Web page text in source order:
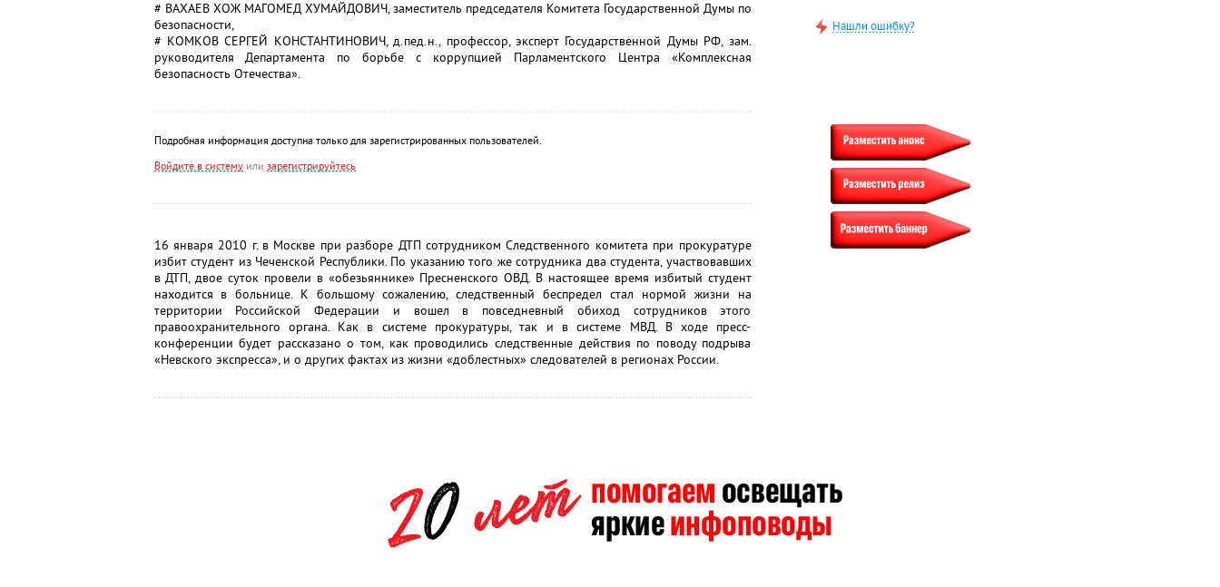
# ВАХАЕВ ХОЖ МАГОМЕД ХУМАЙДОВИЧ, заместитель председателя Комитета Государственной Думы по
безопасности,
# КОМКОВ СЕРГЕЙ КОНСТАНТИНОВИЧ, д.пед.н., профессор, эксперт Государственной Думы РФ, зам.
руководителя Департамента по борьбе с коррупцией Парламентского Центра «Комплексная
безопасность Отечества».
Подробная информация доступна только для зарегистрированных пользователей.
Войдите в системуили зарегистрируйтесь
16 января 2010 г. в Москве при разборе ДТП сотрудником Следственного комитета при прокуратуре
избит студент из Чеченской Республики. По указанию того же сотрудника два студента, участвовавших
в ДТП, двое суток провели в «обезьяннике» Пресненского ОВД. В настоящее время избитый студент
находится в больнице. К большому сожалению, следственный беспредел стал нормой жизни на
территории Российской Федерации и вошел в повседневный обиход сотрудников этого
правоохранительного органа. Как в системе прокуратуры, так и в системе МВД. В ходе пресс-
конференции будет рассказано о том, как проводились следственные действия по поводу подрыва
«Невского экспресса», и о других фактах из жизни «доблестных» следователей в регионах России.
Нашли ошибку?